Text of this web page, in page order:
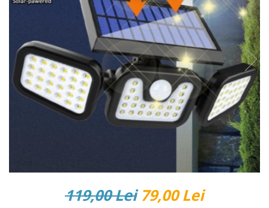
Reparatii si Renovare
119,00 Lei 79,00 Lei